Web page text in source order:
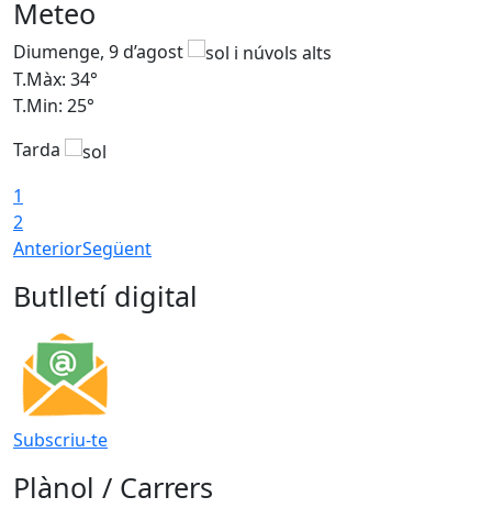
Meteo
Diumenge, 9 d’agost
T.Màx: 34°
T.Min: 25°
Tarda
1
2
AnteriorSegüent
Butlletí digital
Subscriu-te
Plànol / Carrers